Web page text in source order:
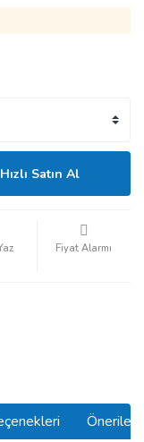
Hızlı Satın Al
Fiyat Alarmı